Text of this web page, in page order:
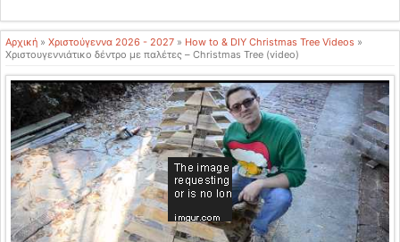
Αρχική » Χριστούγεννα 2026 - 2027 » How to & DIY Christmas Tree Videos »
Χριστουγεννιάτικο δέντρο με παλέτες – Christmas Tree (video)